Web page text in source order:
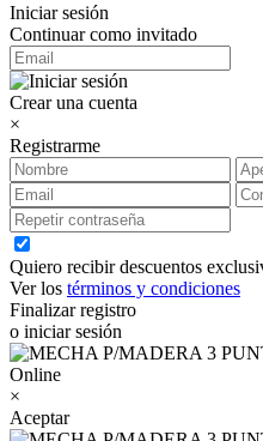
Iniciar sesión
Continuar como invitado
Crear una cuenta
×
Registrarme
Quiero recibir descuentos
Ver los términos y condiciones
Finalizar registro
o iniciar sesión
×
Aceptar